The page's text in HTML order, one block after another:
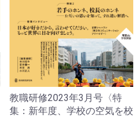
教職研修2023年3月号〈特
集：新年度、学校の空気を校